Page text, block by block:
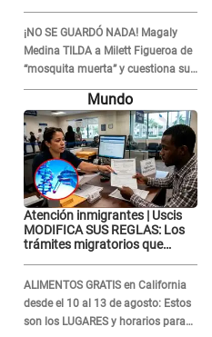
Lorena la ECHA en VIVO
¡NO SE GUARDÓ NADA! Magaly
Medina TILDA a Milett Figueroa de
“mosquita muerta” y cuestiona su
RECONCILIACIÓN con Marcelo
Tinelli en TV argentina
Mundo
Atención inmigrantes | Uscis
MODIFICA SUS REGLAS: Los
trámites migratorios que
ALIMENTOS GRATIS en California
desde el 10 al 13 de agosto: Estos
son los LUGARES y horarios para